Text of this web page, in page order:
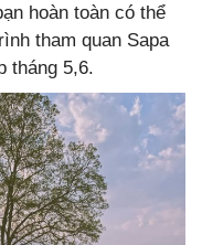
hoàn toàn có thể
tham quan Sapa
tháng 5,6.